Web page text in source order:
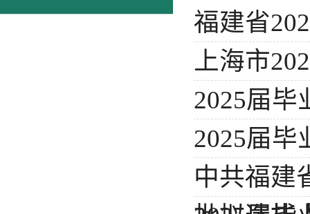
福建省
上海市
2025届毕
2025届毕
中共福建